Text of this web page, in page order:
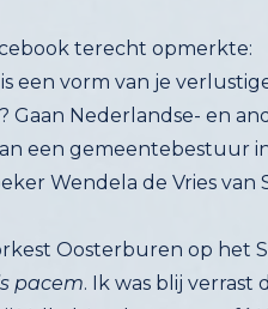
terecht opmerkte:
een vorm van je
Gaan Nederlandse- en
een gemeentebestuur
Wendela de Vries
Oosterburen op het
pacem. Ik was blij
nieuwe plannen voor een anti-
als opvanglocatie. Zelfs de 91-